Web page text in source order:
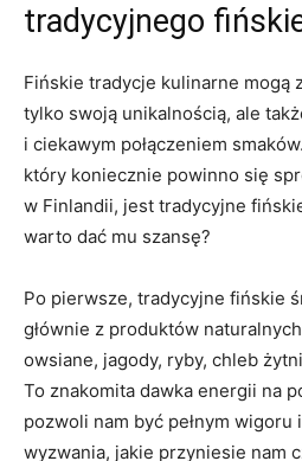
tradycyjnego
Fińskie tradycje ‌kulinarne mogą‍
tylko ⁤swoją unikalnością,⁣ ale
i ciekawym połączeniem
który koniecznie ⁣powinno ‍się
w Finlandii, jest tradycyjne
warto dać mu szansę?
Po pierwsze, tradycyjne‌ fińskie
‍głównie z produktów
owsiane, jagody, ryby, chleb
To znakomita dawka energii‌ na
pozwoli nam​ być pełnym
wyzwania,⁢ jakie przyniesie nam